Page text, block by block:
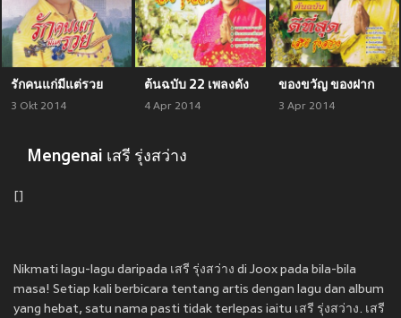
รักคนแก่มีแต่รวย
3 Okt 2014
ต้นฉบับ 22 เพลงดัง
4 Apr 2014
ของขวัญ ของฝาก
3 Apr 2014
Mengenai เสรี รุ่งสว่าง
Nikmati lagu-lagu daripada เสรี รุ่งสว่าง di Joox pada bila-bila
masa! Setiap kali berbicara tentang artis dengan lagu dan album
yang hebat, satu nama pasti tidak terlepas iaitu เสรี รุ่งสว่าง. เสรี